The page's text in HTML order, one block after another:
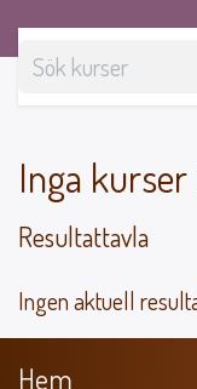
Resultattavla
Ingen aktuell
Inga
Hem